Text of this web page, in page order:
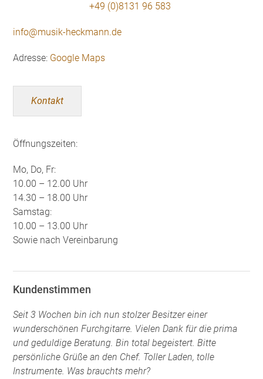
+49 (0)8131 96 583
info@musik-heckmann.de
Adresse: Google Maps
Kontakt
Öffnungszeiten:
Mo, Do, Fr:
10.00 – 12.00 Uhr
14.30 – 18.00 Uhr
Samstag:
10.00 – 13.00 Uhr
Sowie nach Vereinbarung
Kundenstimmen
Seit 3 Wochen bin ich nun stolzer Besitzer einer
wunderschönen Furchgitarre. Vielen Dank für die prima
und geduldige Beratung. Bin total begeistert. Bitte
persönliche Grüße an den Chef. Toller Laden, tolle
Instrumente. Was brauchts mehr?